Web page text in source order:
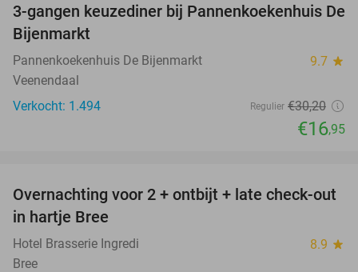
44%
3-gangen keuzediner bij Pannenkoekenhuis De
Bijenmarkt
Pannenkoekenhuis De Bijenmarkt 9.7 star
Veenendaal
Verkocht: 1.494
Regulier €30,20
€16,95
41%
TODAY
Overnachting voor 2 + ontbijt + late check-out
in hartje Bree
Hotel Brasserie Ingredi 8.9 star
Bree